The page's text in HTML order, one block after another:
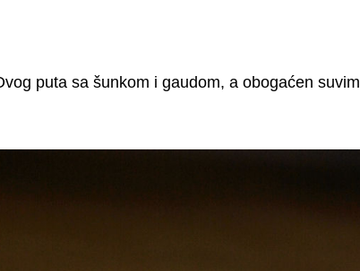
puta sa šunkom i gaudom, a obogaćen suvim